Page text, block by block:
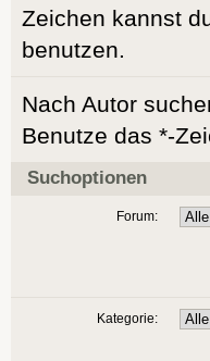
Zeichen kannst
benutzen.
Nach Autor
Benutze das *-
Suchoptionen
Forum:
Kategorie: